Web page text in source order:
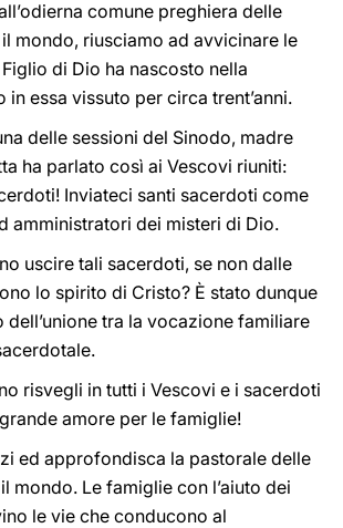
comune preghiera delle
mondo, riusciamo ad avvicinare le
di Dio ha nascosto nella
in essa vissuto per circa trent’anni.
delle sessioni del Sinodo, madre
ha parlato così ai Vescovi riuniti:
Inviateci santi sacerdoti come
amministratori dei misteri di Dio.
uscire tali sacerdoti, se non dalle
lo spirito di Cristo? È stato dunque
dell’unione tra la vocazione familiare
risvegli in tutti i Vescovi e i sacerdoti
amore per le famiglie!
ed approfondisca la pastorale delle
mondo. Le famiglie con l’aiuto dei
le vie che conducono al